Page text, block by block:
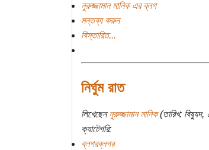
নুরুজ্জামান মানিক এর ব্লগ
মন্তব্য করুন
বিস্তারিত...
নির্ঘুম রাত
লিখেছেননুরুজ্জামান মানিক(তারিখ:
ক্যাটেগরি:
ব্লগরব্লগর